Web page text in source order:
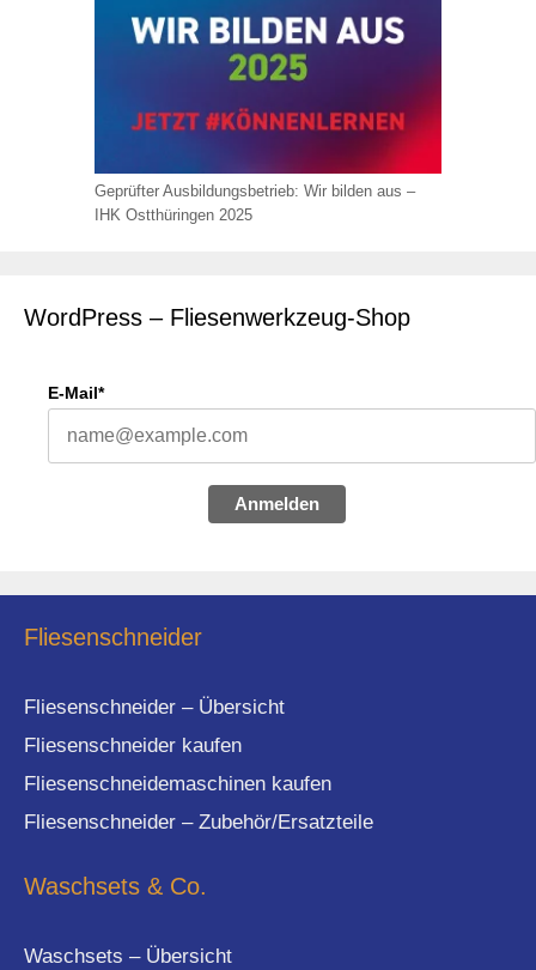
Geprüfter Ausbildungsbetrieb: Wir bilden aus –
IHK Ostthüringen 2025
WordPress – Fliesenwerkzeug-Shop
E-Mail*
Anmelden
Fliesenschneider
Fliesenschneider – Übersicht
Fliesenschneider kaufen
Fliesenschneidemaschinen kaufen
Fliesenschneider – Zubehör/Ersatzteile
Waschsets & Co.
Waschsets – Übersicht